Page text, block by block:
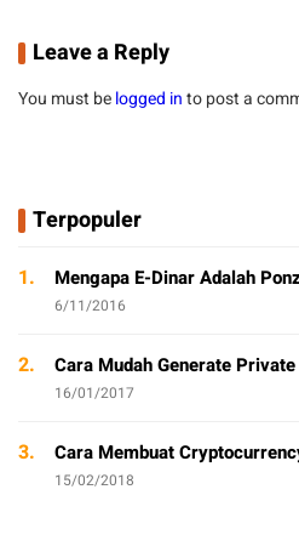
Leave a Reply
You must belogged into post a
Terpopuler
1. Mengapa E-Dinar Adalah
6/11/2016
2. Cara Mudah Generate
16/01/2017
3. Cara Membuat
15/02/2018